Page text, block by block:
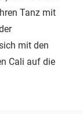
Tanz mit
mit den
Cali auf die